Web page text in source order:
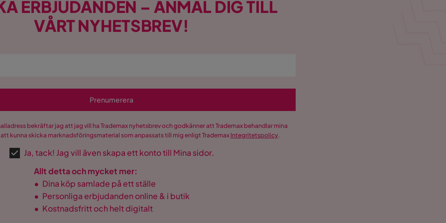
ERBJUDANDEN – ANMÄL DIG TILL
VÅRT NYHETSBREV!
Prenumerera
bekräftar jag att jag vill ha Trademax nyhetsbrev och godkänner att Trademax behandlar mina
kunna skicka marknadsföringsmaterial som anpassats till mig enligt Trademax Integritetspolicy.
Ja, tack! Jag vill även skapa ett konto till Mina sidor.
Allt detta och mycket mer:
• Dina köp samlade på ett ställe
• Personliga erbjudanden online & i butik
• Kostnadsfritt och helt digitalt